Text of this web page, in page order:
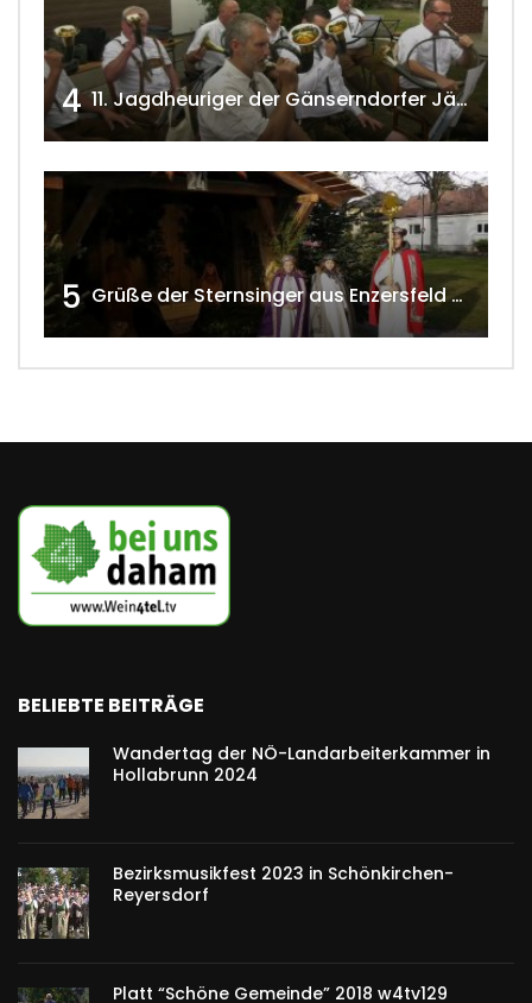
4 11. Jagdheuriger der Gänserndorfer Jäger 2020 w4tv166
5 Grüße der Sternsinger aus Enzersfeld – Klein-Engersdorf 2021 w4tv169
BELIEBTE BEITRÄGE
Wandertag der NÖ-Landarbeiterkammer in
Hollabrunn 2024
Bezirksmusikfest 2023 in Schönkirchen-
Reyersdorf
Platt “Schöne Gemeinde” 2018 w4tv129